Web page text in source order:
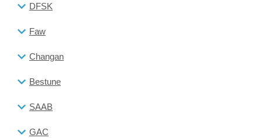
DFSK
Faw
Changan
Bestune
SAAB
GAC